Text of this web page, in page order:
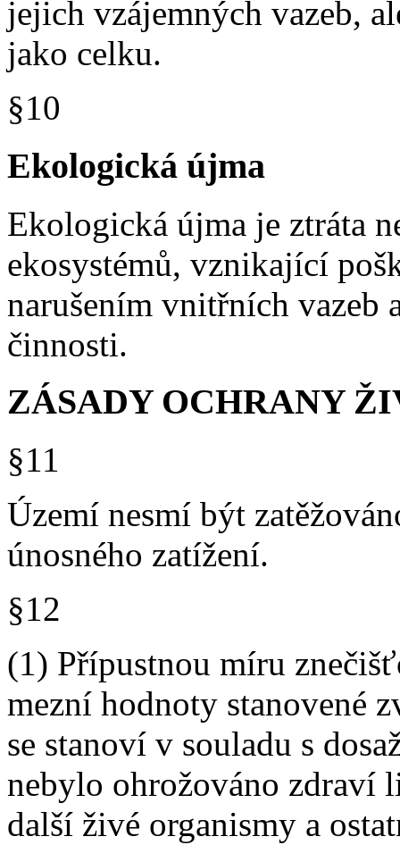
jejich vzájemných vazeb,
jako celku.
§10
Ekologická újma
Ekologická újma je ztráta
ekosystémů, vznikající
narušením vnitřních vazeb
činnosti.
ZÁSADY OCHRANY
§11
Území nesmí být
únosného zatížení.
§12
(1) Přípustnou míru
mezní hodnoty stanovené
se stanoví v souladu s
nebylo ohrožováno zdraví
další živé organismy a